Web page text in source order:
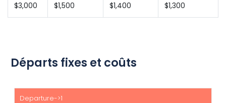
$3,000 $1,500 $1,400 $1,300
Départs fixes et coûts
Début